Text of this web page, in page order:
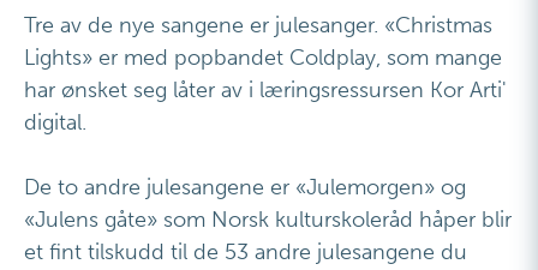
Tre av de nye sangene er julesanger. «Christmas
Lights» er med popbandet Coldplay, som mange
har ønsket seg låter av i læringsressursen Kor Arti'
digital.
De to andre julesangene er «Julemorgen» og
«Julens gåte» som Norsk kulturskoleråd håper blir
et fint tilskudd til de 53 andre julesangene du